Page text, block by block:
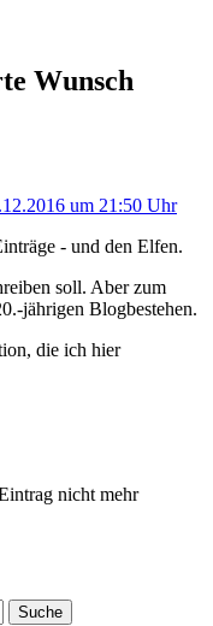
Wunsch
um 21:50 Uhr
- und den Elfen.
soll. Aber zum
jährigen Blogbestehen.
die ich hier
nicht mehr